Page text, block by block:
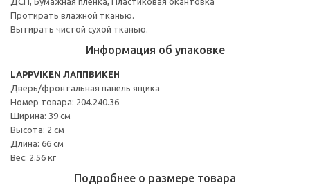
Протирать влажной тканью.
Вытирать чистой сухой тканью.
Информация об упаковке
LAPPVIKEN ЛАППВИКЕН
Дверь/фронтальная панель ящика
Номер товара: 204.240.36
Ширина: 39 см
Высота: 2 см
Длина: 66 см
Вес: 2.56 кг
Подробнее о размере товара